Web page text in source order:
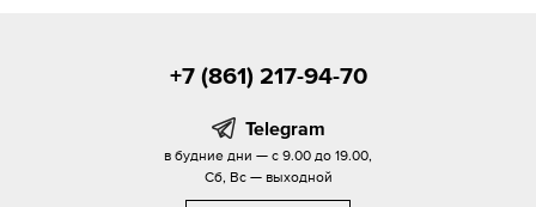
+7 (861) 217-94-70
Telegram
в будние дни — с 9.00 до 19.00,
Сб, Вс — выходной